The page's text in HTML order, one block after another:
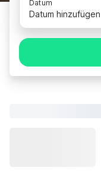
Datum
Datum hinzufügen